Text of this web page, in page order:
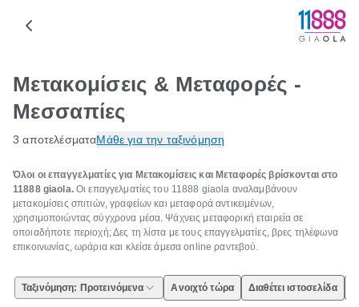
Μετακομίσεις & Μεταφορές -
Μεσσαπίες
3 αποτελέσματαΜάθε για την ταξινόμηση
Όλοι οι επαγγελματίες για Μετακομίσεις και Μεταφορές βρίσκονται στο
11888 giaola.Οι επαγγελματίες του 11888 giaola αναλαμβάνουν
μετακομίσεις σπιτιών, γραφείων και μεταφορά αντικειμένων,
χρησιμοποιώντας σύγχρονα μέσα. Ψάχνεις μεταφορική εταιρεία σε
οποιαδήποτε περιοχή; Δες τη λίστα με τους επαγγελματίες, βρες τηλέφωνα
επικοινωνίας, ωράρια και κλείσε άμεσα online ραντεβού.
Ταξινόμηση: Προτεινόμενα Ανοιχτό τώρα Διαθέτει ιστοσελίδα